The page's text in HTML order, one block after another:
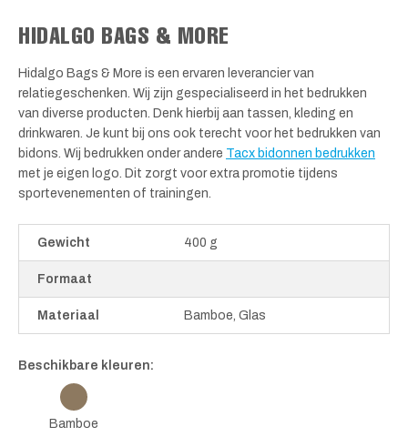
HIDALGO BAGS & MORE
Hidalgo Bags & More is een ervaren leverancier van
relatiegeschenken. Wij zijn gespecialiseerd in het bedrukken
van diverse producten. Denk hierbij aan tassen, kleding en
drinkwaren. Je kunt bij ons ook terecht voor het bedrukken van
bidons. Wij bedrukken onder andere Tacx bidonnen bedrukken
met je eigen logo. Dit zorgt voor extra promotie tijdens
sportevenementen of trainingen.
Gewicht 400 g
Formaat
Materiaal Bamboe, Glas
Beschikbare kleuren:
Bamboe